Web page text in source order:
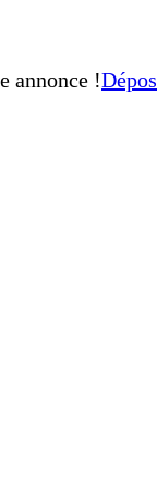
annonce !